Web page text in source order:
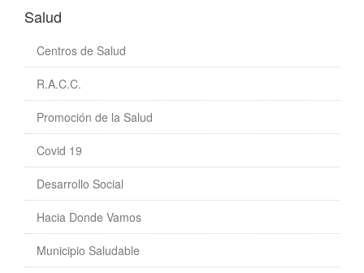
Salud
Centros de Salud
R.A.C.C.
Promoción de la Salud
Covid 19
Desarrollo Social
Hacia Donde Vamos
Municipio Saludable